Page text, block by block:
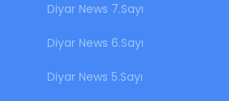
Diyar News 7.Sayı
Diyar News 6.Sayı
Diyar News 5.Sayı